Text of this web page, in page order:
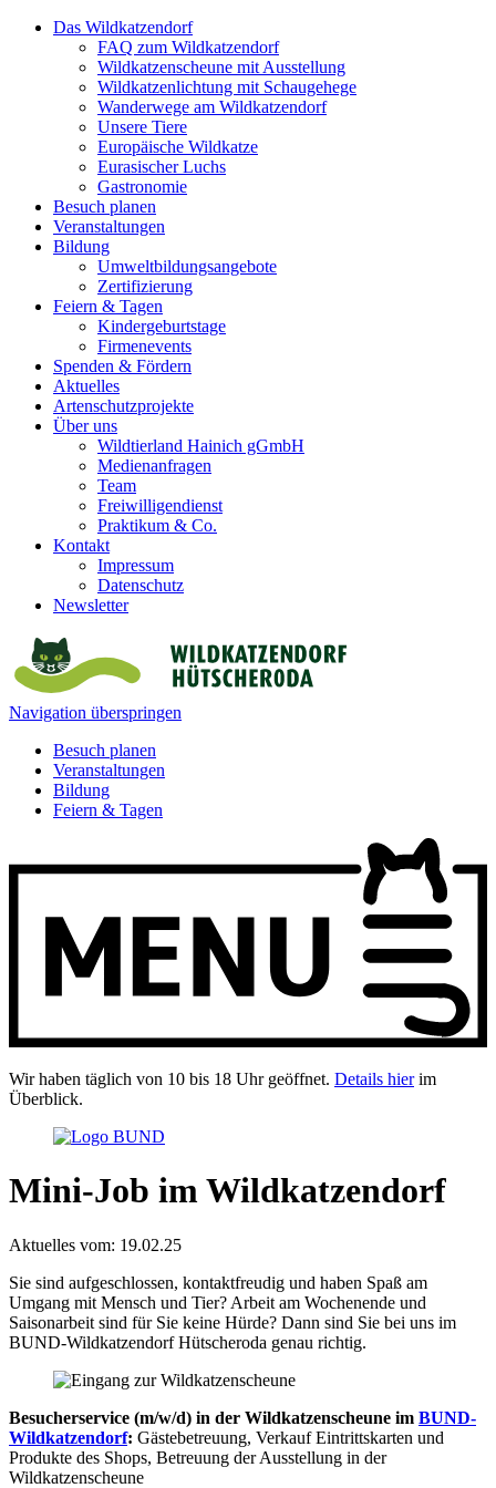
Das Wildkatzendorf
FAQ zum Wildkatzendorf
Wildkatzenscheune mit Ausstellung
Wildkatzenlichtung mit Schaugehege
Wanderwege am Wildkatzendorf
Unsere Tiere
Europäische Wildkatze
Eurasischer Luchs
Gastronomie
Besuch planen
Veranstaltungen
Bildung
Umweltbildungsangebote
Zertifizierung
Feiern & Tagen
Kindergeburtstage
Firmenevents
Spenden & Fördern
Aktuelles
Artenschutzprojekte
Über uns
Wildtierland Hainich gGmbH
Medienanfragen
Team
Freiwilligendienst
Praktikum & Co.
Kontakt
Impressum
Datenschutz
Newsletter
Navigation überspringen
Besuch planen
Veranstaltungen
Bildung
Feiern & Tagen
Wir haben täglich von 10 bis 18 Uhr geöffnet. Details hierim
Überblick.
Mini-Job im Wildkatzendorf
Aktuelles vom: 19.02.25
Sie sind aufgeschlossen, kontaktfreudig und haben Spaß am
Umgang mit Mensch und Tier? Arbeit am Wochenende und
Saisonarbeit sind für Sie keine Hürde? Dann sind Sie bei uns im
BUND-Wildkatzendorf Hütscheroda genau richtig.
Besucherservice (m/w/d) in der Wildkatzenscheune im BUND-
Wildkatzendorf: Gästebetreuung, Verkauf Eintrittskarten und
Produkte des Shops, Betreuung der Ausstellung in der
Wildkatzenscheune